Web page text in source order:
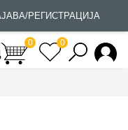
РЕГИСТРАЦИЈА
0 0